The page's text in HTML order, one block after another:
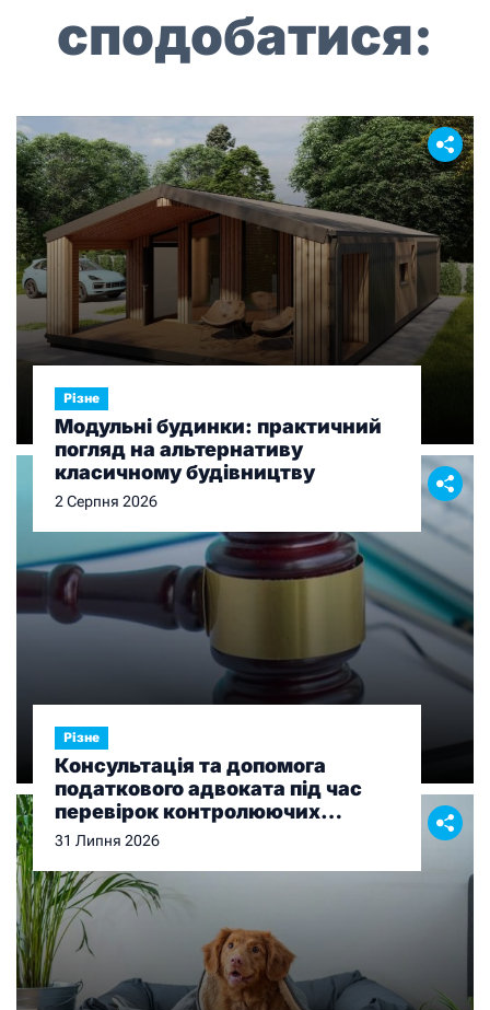
сподобатися:
Різне
Модульні будинки: практичний
погляд на альтернативу
класичному будівництву
2 Серпня 2026
Різне
Консультація та допомога
податкового адвоката під час
перевірок контролюючих
органів
31 Липня 2026